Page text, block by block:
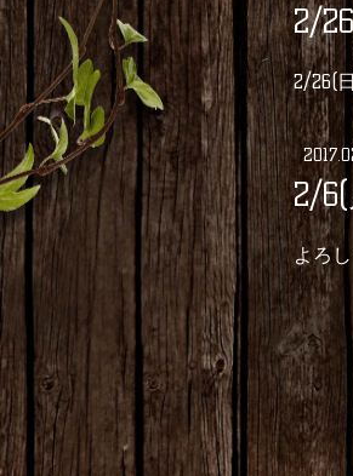
2/
2/26(
2017.
2/
よろ